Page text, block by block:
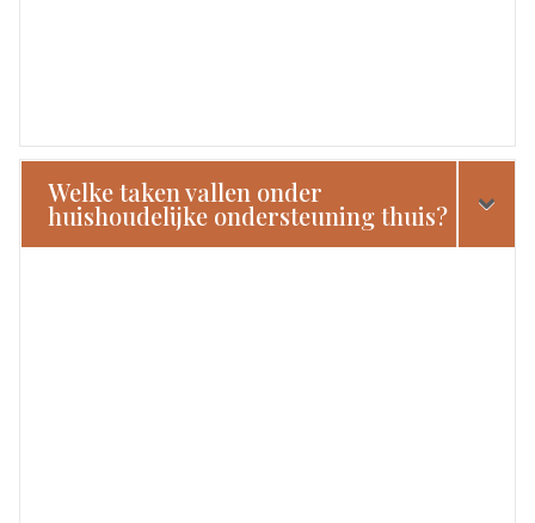
Welke taken vallen onder
huishoudelijke ondersteuning thuis?